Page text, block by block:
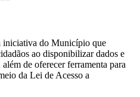
iniciativa do Município que
ao disponibilizar dados e
de oferecer ferramenta para
da Lei de Acesso a